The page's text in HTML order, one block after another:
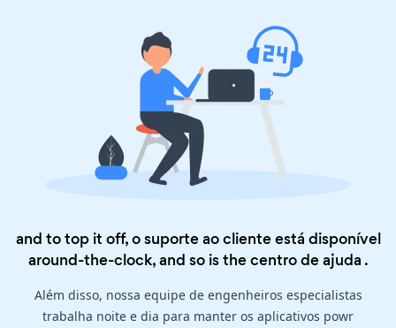
and to top it off, o suporte ao cliente está disponível
around-the-clock, and so is thecentro de ajuda .
Além disso, nossa equipe de engenheiros especialistas
trabalha noite e dia para manter os aplicativos powr